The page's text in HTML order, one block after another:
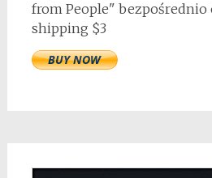
from People" bezpośrednio
shipping $3